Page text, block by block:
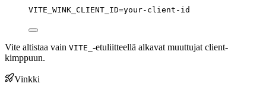
VITE_WINK_CLIENT_ID=your-client-id
Vite altistaa vain VITE_ -etuliitteellä alkavat muuttujat client-
kimppuun.
Vinkki